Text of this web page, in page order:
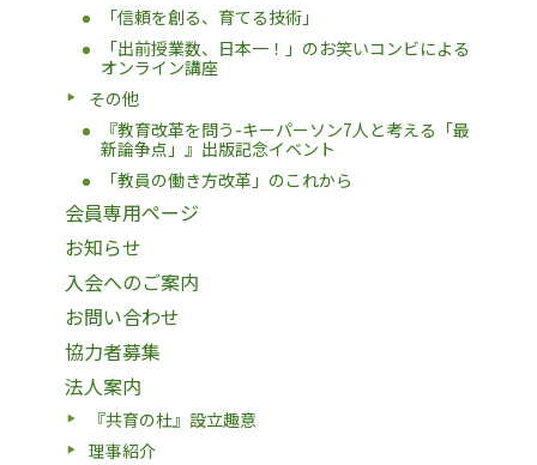
「信頼を創る、育てる技術」
「出前授業数、日本一！」のお笑いコンビによる
オンライン講座
その他
『教育改革を問う-キーパーソン7人と考える「最
新論争点」』出版記念イベント
「教員の働き方改革」のこれから
会員専用ページ
お知らせ
入会へのご案内
お問い合わせ
協力者募集
法人案内
『共育の杜』設立趣意
理事紹介